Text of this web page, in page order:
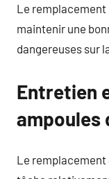
Le remplacement
maintenir une
dangereuses sur
Entretien
ampoules
Le remplacement